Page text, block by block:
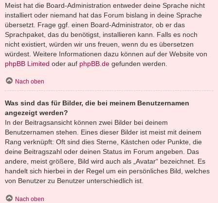
Meist hat die Board-Administration entweder deine Sprache nicht
installiert oder niemand hat das Forum bislang in deine Sprache
übersetzt. Frage ggf. einen Board-Administrator, ob er das
Sprachpaket, das du benötigst, installieren kann. Falls es noch
nicht existiert, würden wir uns freuen, wenn du es übersetzen
würdest. Weitere Informationen dazu können auf der Website von
phpBB Limited oder auf phpBB.de gefunden werden.
Nach oben
Was sind das für Bilder, die bei meinem Benutzernamen
angezeigt werden?
In der Beitragsansicht können zwei Bilder bei deinem
Benutzernamen stehen. Eines dieser Bilder ist meist mit deinem
Rang verknüpft: Oft sind dies Sterne, Kästchen oder Punkte, die
deine Beitragszahl oder deinen Status im Forum angeben. Das
andere, meist größere, Bild wird auch als „Avatar“ bezeichnet. Es
handelt sich hierbei in der Regel um ein persönliches Bild, welches
von Benutzer zu Benutzer unterschiedlich ist.
Nach oben